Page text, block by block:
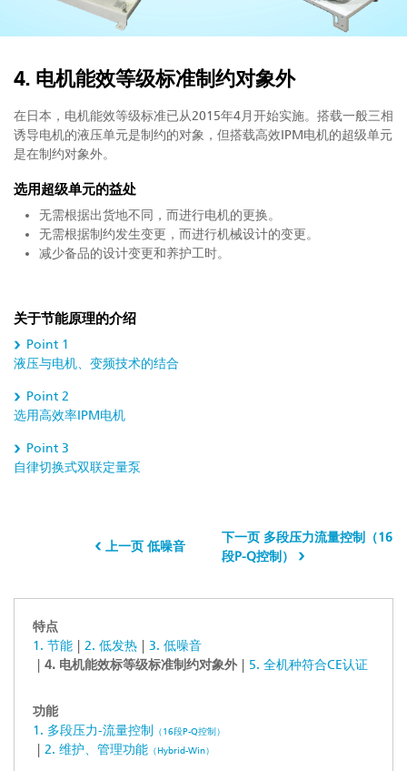
4. 电机能效等级标准制约对象外
在日本，电机能效等级标准已从2015年4月开始实施。搭载一般三相
诱导电机的液压单元是制约的对象，但搭载高效IPM电机的超级单元
是在制约对象外。
选用超级单元的益处
无需根据出货地不同，而进行电机的更换。
无需根据制约发生变更，而进行机械设计的变更。
减少备品的设计变更和养护工时。
关于节能原理的介绍
Point 1
液压与电机、变频技术的结合
Point 2
选用高效率IPM电机
Point 3
自律切换式双联定量泵
上一页 低噪音
下一页 多段压力流量控制（16
段P-Q控制）
特点
1. 节能
2. 低发热
3. 低噪音
4. 电机能效标等级标准制约对象外
5. 全机种符合CE认证
功能
1. 多段压力-流量控制
（16段P-Q控制）
2. 维护、管理功能 （Hybrid-Win）